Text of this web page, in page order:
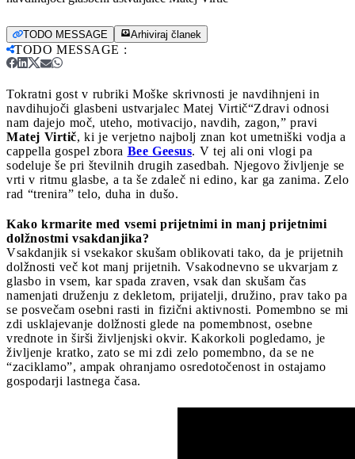
TODO MESSAGE Arhiviraj članek
TODO MESSAGE :
Tokratni gost v rubriki Moške skrivnosti je navdihnjeni in
navdihujoči glasbeni ustvarjalec Matej Virtič“Zdravi odnosi
nam dajejo moč, uteho, motivacijo, navdih, zagon,” pravi
Matej Virtič, ki je verjetno najbolj znan kot umetniški vodja a
cappella gospel zbora Bee Geesus. V tej ali oni vlogi pa
sodeluje še pri številnih drugih zasedbah. Njegovo življenje se
vrti v ritmu glasbe, a ta še zdaleč ni edino, kar ga zanima. Zelo
rad “trenira” telo, duha in dušo.
Kako krmarite med vsemi prijetnimi in manj prijetnimi
dolžnostmi vsakdanjika?
Vsakdanjik si vsekakor skušam oblikovati tako, da je prijetnih
dolžnosti več kot manj prijetnih. Vsakodnevno se ukvarjam z
glasbo in vsem, kar spada zraven, vsak dan skušam čas
namenjati druženju z dekletom, prijatelji, družino, prav tako pa
se posvečam osebni rasti in fizični aktivnosti. Pomembno se mi
zdi usklajevanje dolžnosti glede na pomembnost, osebne
vrednote in širši življenjski okvir. Kakorkoli pogledamo, je
življenje kratko, zato se mi zdi zelo pomembno, da se ne
“zaciklamo”, ampak ohranjamo osredotočenost in ostajamo
gospodarji lastnega časa.